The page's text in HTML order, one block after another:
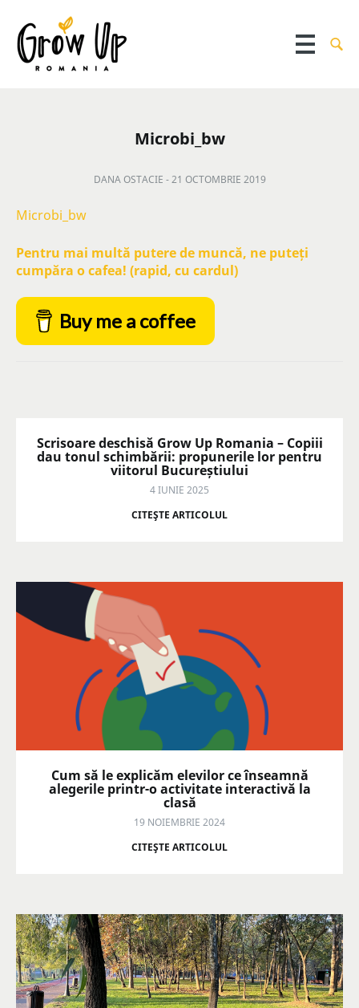
Microbi_bw
DANA OSTACIE -21 OCTOMBRIE 2019
Microbi_bw
Pentru mai multă putere de muncă, ne puteți
cumpăra o cafea! (rapid, cu cardul)
Buy me a coffee
Scrisoare deschisă Grow Up Romania – Copiii
dau tonul schimbării: propunerile lor pentru
viitorul Bucureștiului
4 IUNIE 2025
CITEŞTE ARTICOLUL
Cum să le explicăm elevilor ce înseamnă
alegerile printr-o activitate interactivă la
clasă
19 NOIEMBRIE 2024
CITEŞTE ARTICOLUL